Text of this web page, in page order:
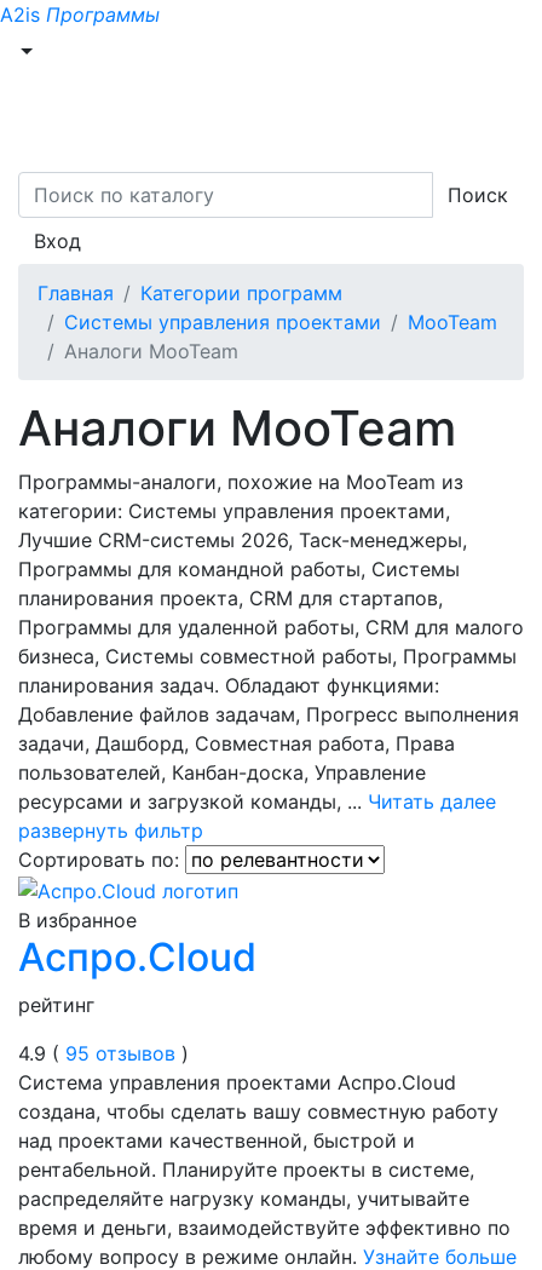
A2is Программы
Поиск
Вход
Главная
Категории программ
Системы управления проектами
MooTeam
Аналоги MooTeam
Аналоги MooTeam
Программы-аналоги, похожие на MooTeam из
категории: Системы управления проектами,
Лучшие CRM-системы 2026, Таск-менеджеры,
Программы для командной работы, Системы
планирования проекта, CRM для стартапов,
Программы для удаленной работы, CRM для малого
бизнеса, Системы совместной работы, Программы
планирования задач. Обладают функциями:
Добавление файлов задачам, Прогресс выполнения
задачи, Дашборд, Совместная работа, Права
пользователей, Канбан-доска, Управление
ресурсами и загрузкой команды, ... Читать далее
развернуть фильтр
Сортировать по:
В избранное
Аспро.Cloud
рейтинг
4.9 ( 95 отзывов )
Система управления проектами Аспро.Cloud
создана, чтобы сделать вашу совместную работу
над проектами качественной, быстрой и
рентабельной. Планируйте проекты в системе,
распределяйте нагрузку команды, учитывайте
время и деньги, взаимодействуйте эффективно по
любому вопросу в режиме онлайн. Узнайте больше